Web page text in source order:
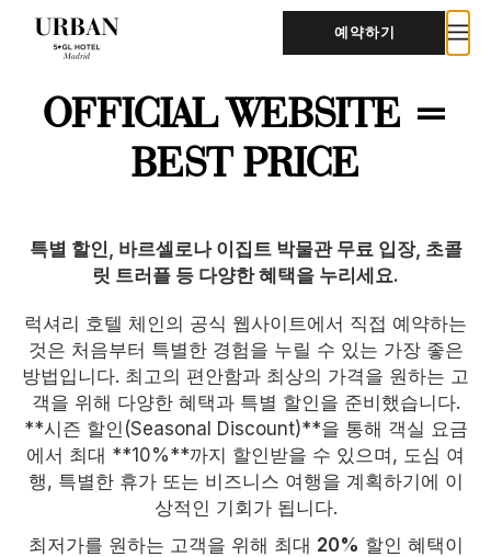
예약하기
OFFICIAL WEBSITE =
BEST PRICE
특별 할인, 바르셀로나 이집트 박물관 무료 입장, 초콜
릿 트러플 등 다양한 혜택을 누리세요.
럭셔리 호텔 체인의 공식 웹사이트에서 직접 예약하는
것은 처음부터 특별한 경험을 누릴 수 있는 가장 좋은
방법입니다. 최고의 편안함과 최상의 가격을 원하는 고
객을 위해 다양한 혜택과 특별 할인을 준비했습니다.
**시즌 할인(Seasonal Discount)**을 통해 객실 요금
에서 최대 **10%**까지 할인받을 수 있으며, 도심 여
행, 특별한 휴가 또는 비즈니스 여행을 계획하기에 이
상적인 기회가 됩니다.
최저가를 원하는 고객을 위해 최대 20% 할인 혜택이